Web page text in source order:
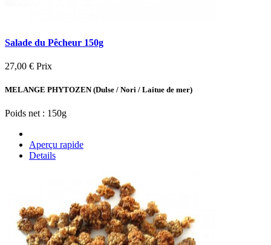
Salade du Pêcheur 150g
27,00 € Prix
MELANGE PHYTOZEN (Dulse / Nori / Laitue de mer)
Poids net : 150g
Aperçu rapide
Details